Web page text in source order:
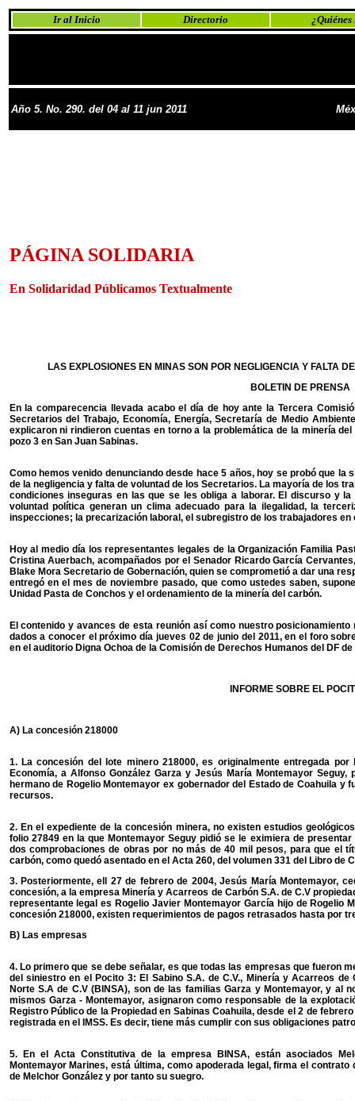
Ir al Inicio Directorio ¿Quiénes
Año 5. No. 290. del 04 al 11 jun 2011
PÁGINA SOLIDARIA
En Solidaridad Públicamos Textualmente
LAS EXPLOSIONES EN MINAS SON POR NEGLIGENCIA Y FALTA
BOLETIN DE PRENSA
En la comparecencia llevada acabo el día de hoy ante la Tercera
Secretarios del Trabajo, Economía, Energía, Secretaría de Medio
explicaron ni rindieron cuentas en torno a la problemática de la minería
pozo 3 en San Juan Sabinas.
Como hemos venido denunciando desde hace 5 años, hoy se probó que
de la negligencia y falta de voluntad de los Secretarios. La mayoría de los
condiciones inseguras en las que se les obliga a laborar. El discurso y
voluntad política generan un clima adecuado para la ilegalidad, la
inspecciones; la precarización laboral, el subregistro de los trabajadores en
Hoy al medio día los representantes legales de la Organización Familia
Cristina Auerbach, acompañados por el Senador Ricardo García
Blake Mora Secretario de Gobernación, quien se comprometió a dar una
entregó en el mes de noviembre pasado, que como ustedes saben,
Unidad Pasta de Conchos y el ordenamiento de la minería del carbón.
El contenido y avances de esta reunión así como nuestro
dados a conocer el próximo día jueves 02 de junio del 2011, en el foro
en el auditorio Digna Ochoa de la Comisión de Derechos Humanos del DF
INFORME SOBRE EL
A) La concesión 218000
1. La concesión del lote minero 218000, es originalmente entregada
Economía, a Alfonso González Garza y Jesús María Montemayor
hermano de Rogelio Montemayor ex gobernador del Estado de Coahuila y
recursos.
2. En el expediente de la concesión minera, no existen estudios
folio 27849 en la que Montemayor Seguy pidió se le eximiera de
dos comprobaciones de obras por no más de 40 mil pesos, para que el
carbón, como quedó asentado en el Acta 260, del volumen 331 del Libro de
3. Posteriormente, ell 27 de febrero de 2004, Jesús María Montemayor,
concesión, a la empresa Minería y Acarreos de Carbón S.A. de C.V
representante legal es Rogelio Javier Montemayor García hijo de Rogelio
concesión 218000, existen requerimientos de pagos retrasados hasta por
B) Las empresas
4. Lo primero que se debe señalar, es que todas las empresas que fueron
del siniestro en el Pocito 3: El Sabino S.A. de C.V., Minería y Acarreos
Norte S.A de C.V (BINSA), son de las familias Garza y Montemayor, y al
mismos Garza - Montemayor, asignaron como responsable de la
Registro Público de la Propiedad en Sabinas Coahuila, desde el 2 de
registrada en el IMSS. Es decir, tiene más cumplir con sus obligaciones
5. En el Acta Constitutiva de la empresa BINSA, están asociados
Montemayor Marines, está última, como apoderada legal, firma el
de Melchor González y por tanto su suegro.